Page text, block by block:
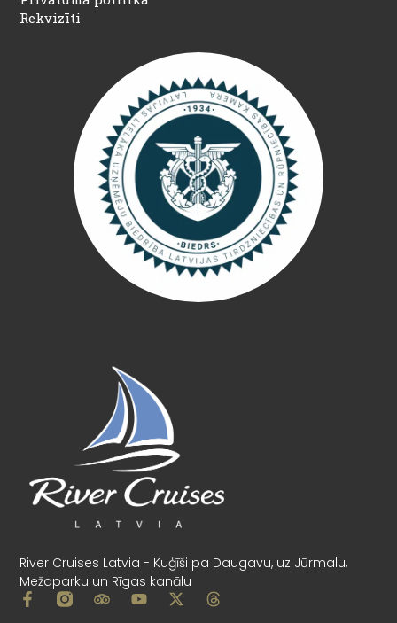
River Cruises Latvia - Kuģīši pa Daugavu, uz Jūrmalu,
Mežaparku un Rīgas kanālu
Rekvizīti